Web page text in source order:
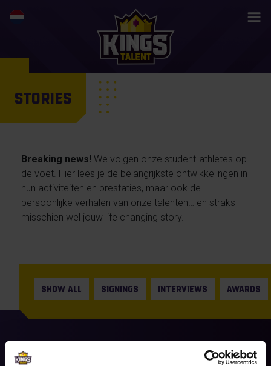
STORIES
Breaking news! We volgen onze student-athletes op
de voet. Hier lees je de belangrijkste ontwikkelingen in
hun activiteiten en prestaties, maar ook de
persoonlijke verhalen van onze talenten… en straks
misschien wel jouw life changing story.
SHOW ALL SIGNINGS INTERVIEWS AWARDS
26
Mar